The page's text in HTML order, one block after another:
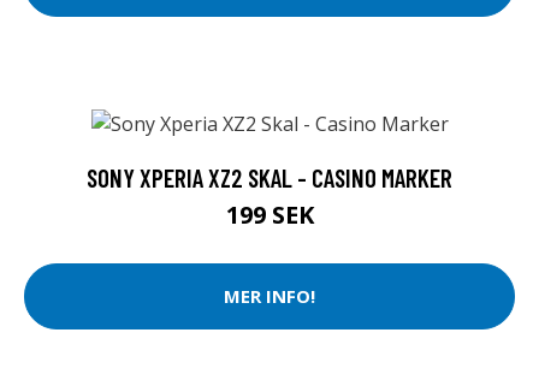
SONY XPERIA XZ2 SKAL - CASINO MARKER
199 SEK
MER INFO!